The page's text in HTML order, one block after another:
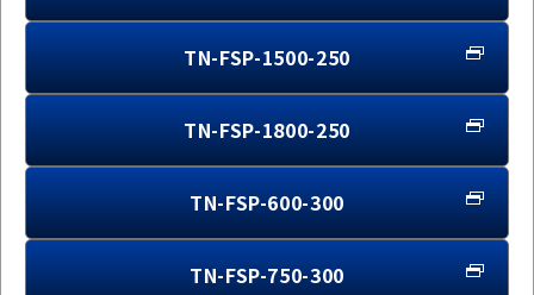
TN-FSP-1500-250
TN-FSP-1800-250
TN-FSP-600-300
TN-FSP-750-300